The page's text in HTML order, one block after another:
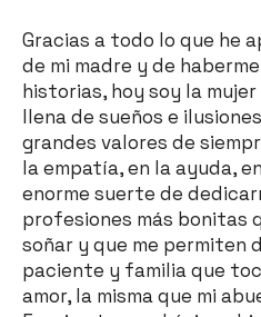
Gracias a todo lo que he
de mi madre y de
historias, hoy soy la
llena de sueños e
grandes valores de
la empatía, en la ayuda,
enorme suerte de
profesiones más bonitas
soñar y que me permiten
paciente y familia que
amor, la misma que mi